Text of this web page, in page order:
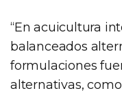
“En acuicultura
balanceados
formulaciones
alternativas,